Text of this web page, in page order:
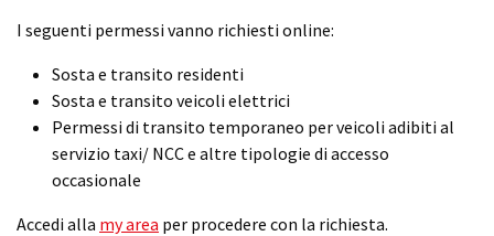
I seguenti permessi vanno richiesti online:
Sosta e transito residenti
Sosta e transito veicoli elettrici
Permessi di transito temporaneo per veicoli adibiti al
servizio taxi/ NCC e altre tipologie di accesso
occasionale
Accedi alla my area per procedere con la richiesta.